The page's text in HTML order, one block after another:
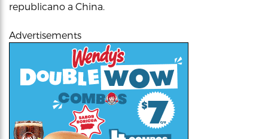
republicano a China.
Advertisements